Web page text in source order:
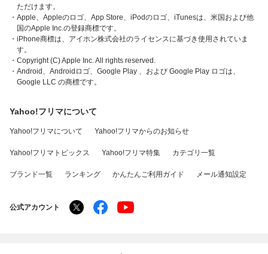
ただけます。
・Apple、Appleのロゴ、App Store、iPodのロゴ、iTunesは、米国および他
国のApple Inc.の登録商標です。
・iPhone商標は、アイホン株式会社のライセンスに基づき使用されていま
す。
・Copyright (C) Apple Inc. All rights reserved.
・Android、Androidロゴ、Google Play 、および Google Play ロゴは、
Google LLC の商標です。
Yahoo!フリマについて
Yahoo!フリマについて Yahoo!フリマからのお知らせ
Yahoo!フリマトピックス Yahoo!フリマ特集 カテゴリ一覧
ブランド一覧 ランキング かんたんご利用ガイド メール通知設定
公式アカウント